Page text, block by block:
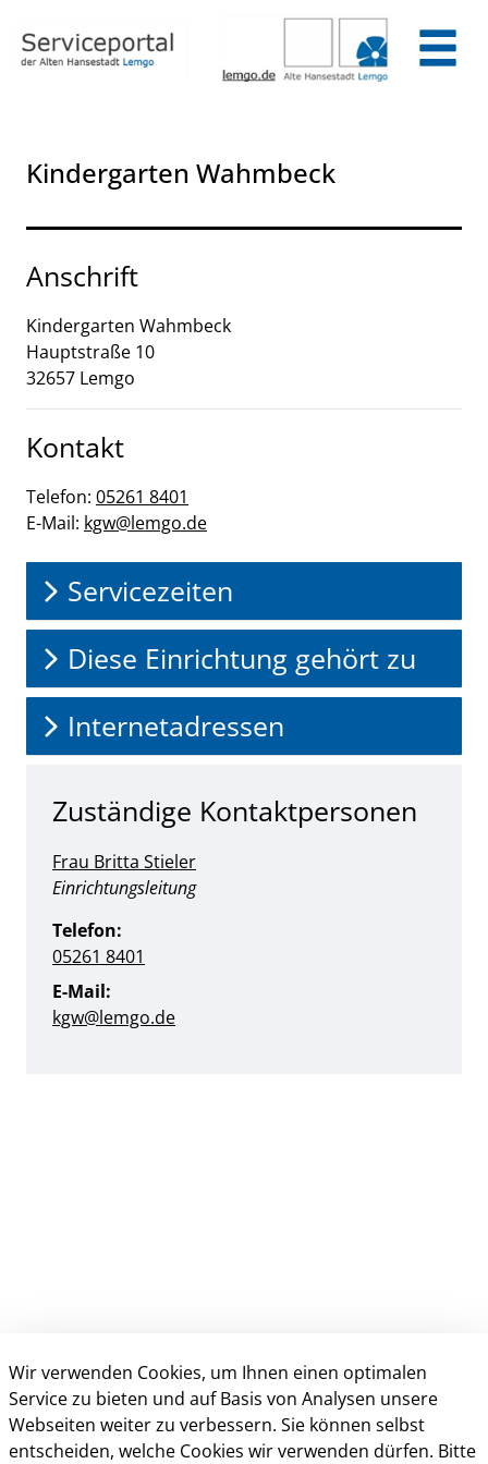
Kindergarten Wahmbeck
Anschrift
Kindergarten Wahmbeck
Hauptstraße 10
32657 Lemgo
Kontakt
Telefon: 05261 8401
E-Mail: kgw@​lemgo.de
Servicezeiten
Diese Einrichtung gehört zu
Internetadressen
Zuständige Kontaktpersonen
Frau Britta Stieler
Position:
Einrichtungsleitung
Telefon:
05261 8401
E-Mail:
kgw@​lemgo.de
Kontakt
Öffnungszeiten
Wir verwenden Cookies, um Ihnen einen optimalen
Service zu bieten und auf Basis von Analysen unsere
Webseiten weiter zu verbessern. Sie können selbst
entscheiden, welche Cookies wir verwenden dürfen. Bitte